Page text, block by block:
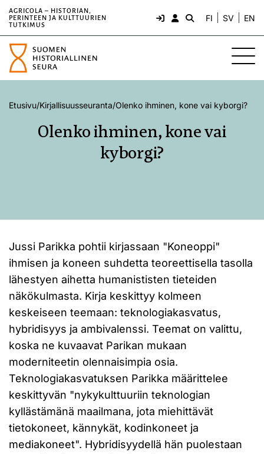
AGRICOLA – HISTORIAN,
PERINTEEN JA KULTTUURIEN
TUTKIMUS
FI SV EN
Etusivu/Kirjallisuusseuranta/Olenko ihminen, kone vai kyborgi?
Olenko ihminen, kone vai
kyborgi?
Jussi Parikka pohtii kirjassaan "Koneoppi"
ihmisen ja koneen suhdetta teoreettisella tasolla
lähestyen aihetta humanististen tieteiden
näkökulmasta. Kirja keskittyy kolmeen
keskeiseen teemaan: teknologiakasvatus,
hybridisyys ja ambivalenssi. Teemat on valittu,
koska ne kuvaavat Parikan mukaan
moderniteetin olennaisimpia osia.
Teknologiakasvatuksen Parikka määrittelee
keskittyvän "nykykulttuuriin teknologian
kyllästämänä maailmana, jota miehittävät
tietokoneet, kännykät, kodinkoneet ja
mediakoneet". Hybridisyydellä hän puolestaan